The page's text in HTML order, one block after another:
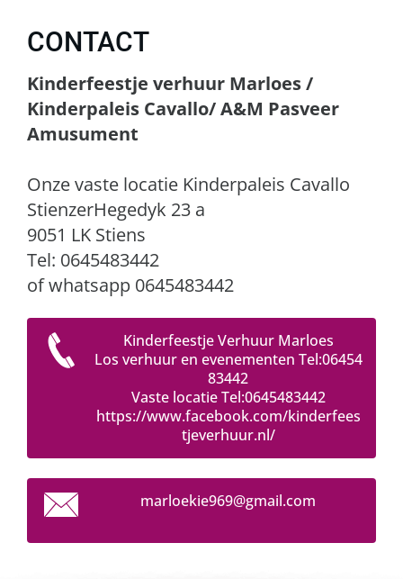
CONTACT
Kinderfeestje verhuur Marloes /
Kinderpaleis Cavallo/ A&M Pasveer
Amusument
Onze vaste locatie Kinderpaleis Cavallo
StienzerHegedyk 23 a
9051 LK Stiens
Tel: 0645483442
of whatsapp 0645483442
Kinderfeestje Verhuur Marloes
Los verhuur en evenementen Tel:06454
83442
Vaste locatie Tel:0645483442
https://www.facebook.com/kinderfees
tjeverhuur.nl/
marloekie969@gmail.com